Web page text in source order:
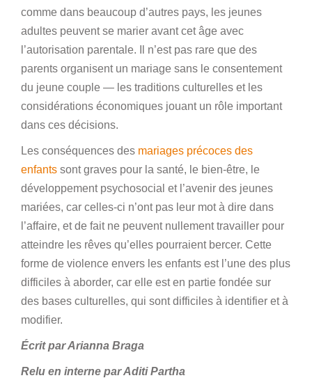
comme dans beaucoup d’autres pays, les jeunes
adultes peuvent se marier avant cet âge avec
l’autorisation parentale. Il n’est pas rare que des
parents organisent un mariage sans le consentement
du jeune couple — les traditions culturelles et les
considérations économiques jouant un rôle important
dans ces décisions.
Les conséquences des mariages précoces des
enfants sont graves pour la santé, le bien-être, le
développement psychosocial et l’avenir des jeunes
mariées, car celles-ci n’ont pas leur mot à dire dans
l’affaire, et de fait ne peuvent nullement travailler pour
atteindre les rêves qu’elles pourraient bercer. Cette
forme de violence envers les enfants est l’une des plus
difficiles à aborder, car elle est en partie fondée sur
des bases culturelles, qui sont difficiles à identifier et à
modifier.
Écrit par Arianna Braga
Relu en interne par Aditi Partha